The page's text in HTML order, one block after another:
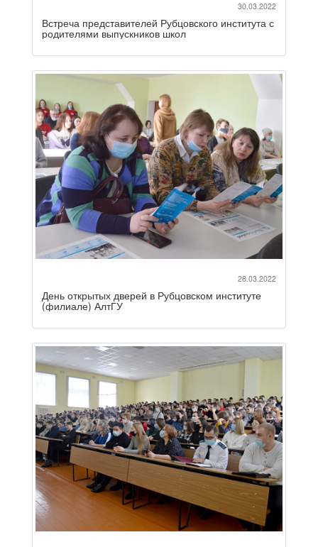
30.03.2022
Встреча представителей Рубцовского института с
родителями выпускников школ
28.03.2022
День открытых дверей в Рубцовском институте
(филиале) АлтГУ